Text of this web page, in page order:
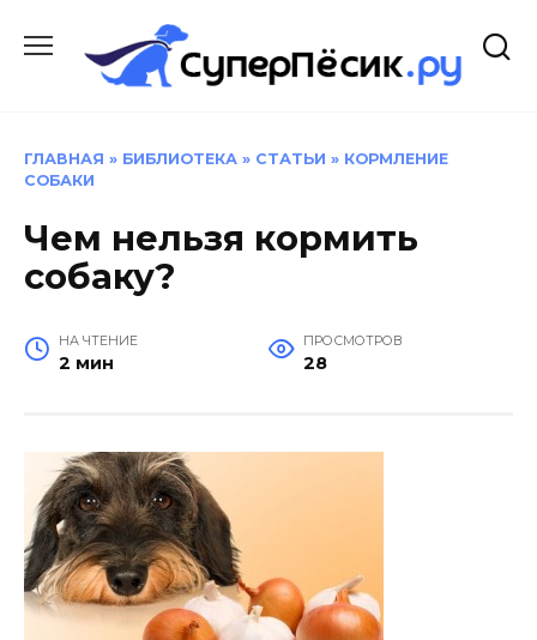
содержанию
ГЛАВНАЯ » БИБЛИОТЕКА » СТАТЬИ » КОРМЛЕНИЕ
СОБАКИ
Чем нельзя кормить
собаку?
НА ЧТЕНИЕ
2 мин
ПРОСМОТРОВ
28